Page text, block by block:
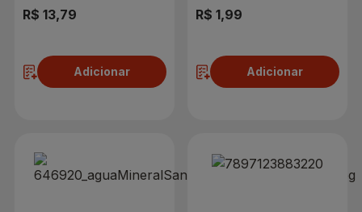
R$ 13,79
Adicionar
R$ 1,99
Adicionar